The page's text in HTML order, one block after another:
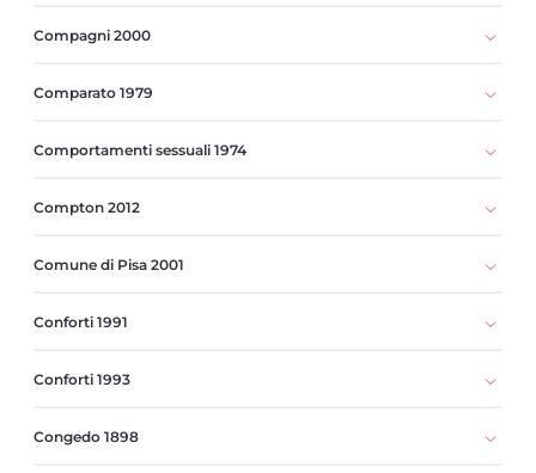
Compagni 2000
Comparato 1979
Comportamenti sessuali 1974
Compton 2012
Comune di Pisa 2001
Conforti 1991
Conforti 1993
Congedo 1898